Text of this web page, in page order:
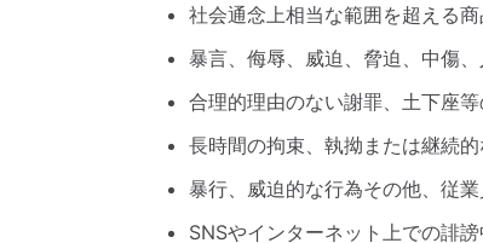
社会通念上相当な範囲を超える
暴言、侮辱、威迫、脅迫、中傷
合理的理由のない謝罪、土下座
長時間の拘束、執拗または継続
暴行、威迫的な行為その他、従
SNSやインターネット上での誹